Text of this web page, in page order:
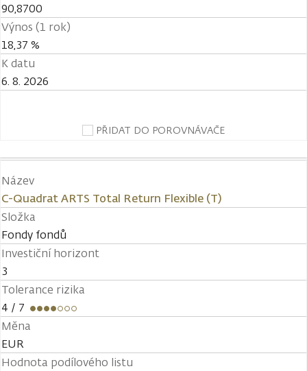
90,8700
Výnos (1 rok)
18,37 %
K datu
6. 8. 2026
PŘIDAT DO POROVNÁVAČE
Název
C-Quadrat ARTS Total Return Flexible (T)
Složka
Fondy fondů
Investiční horizont
3
Tolerance rizika
4 / 7
Měna
EUR
Hodnota podílového listu